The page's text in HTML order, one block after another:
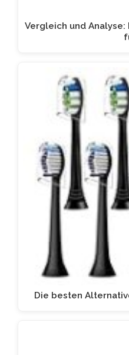
Vergleich und
Die besten